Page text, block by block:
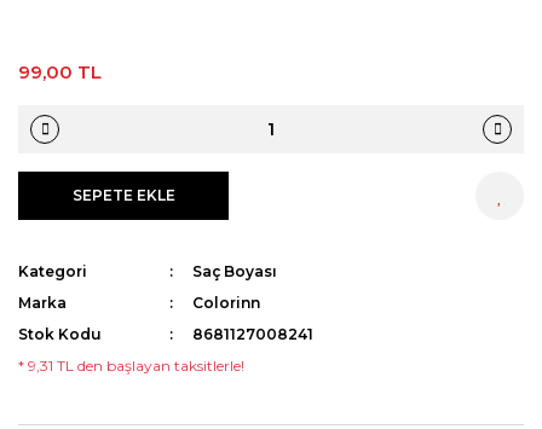
99,00 TL
SEPETE EKLE
Kategori
Saç Boyası
Marka
Colorinn
Stok Kodu
8681127008241
* 9,31 TL den başlayan taksitlerle!